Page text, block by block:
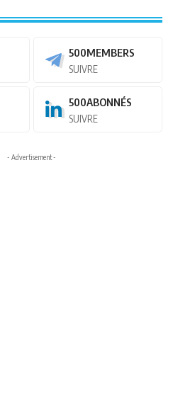
500MEMBERS
SUIVRE
500ABONNÉS
SUIVRE
- Advertisement -